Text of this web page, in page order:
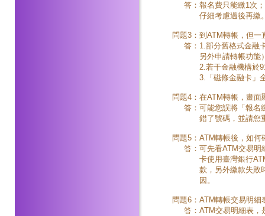
答： 報名費只能繳1次
仔細考慮過後再繳
問題3： 到ATM轉帳，但一
答： 1.部分舊格式金融
另外申請轉帳功能
2.若干金融機構於
3.「磁條金融卡」
問題4： 在ATM轉帳，畫面
答： 可能您誤將「報名
錯了號碼，並請您
問題5： ATM轉帳後，如何
答： 可先看ATM交易明
卡使用臺灣銀行
款，另外繳款失敗
因。
問題6： ATM轉帳交易明細
答： ATM交易明細表，